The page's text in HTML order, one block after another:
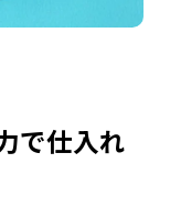
で仕⼊れ